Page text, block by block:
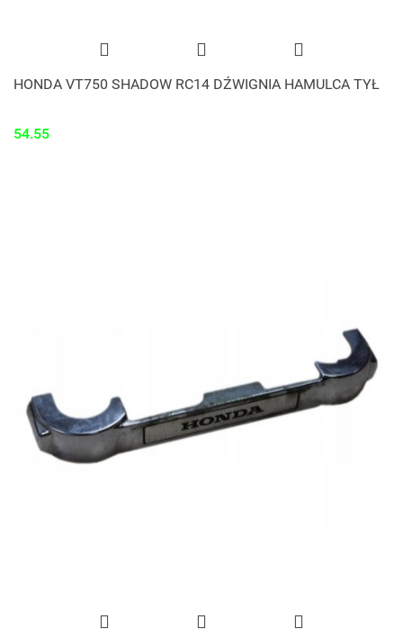
HONDA VT750 SHADOW RC14 DŹWIGNIA HAMULCA TYŁ
54.55